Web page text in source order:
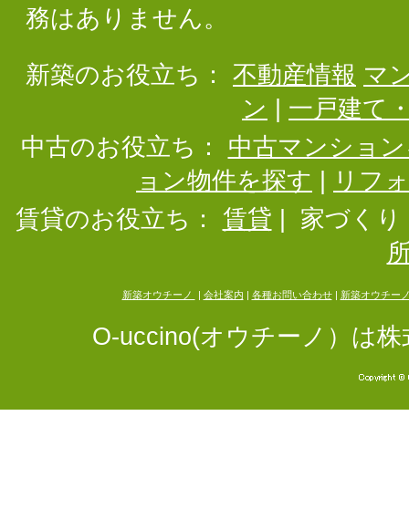
務はありません。
新築のお役立ち： 不動産情報 マ
ン
一戸建て
中古のお役立ち：
中古マンショ
ョン物件を探す
リフ
賃貸のお役立ち：
賃貸
家づくり
新築オウチーノ 会社案内 各種お問い合わせ| 新築オウチー
O-uccino(オウチーノ）は